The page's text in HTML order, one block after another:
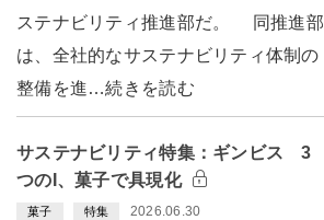
ステナビリティ推進部だ。 同推進部
は、全社的なサステナビリティ体制の
整備を進…続きを読む
サステナビリティ特集：ギンビス 3
つのI、菓子で具現化
菓子 特集 2026.06.30